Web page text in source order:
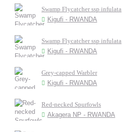
Swamp Flycatcher ssp infulata
Kigufi - RWANDA
Swamp Flycatcher ssp infulata
Kigufi - RWANDA
Grey-capped Warbler
Kigufi - RWANDA
Red-necked Spurfowls
Akagera NP - RWANDA